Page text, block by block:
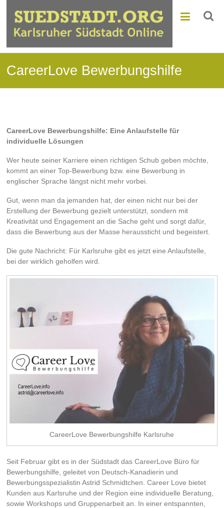
CareerLove Bewerbungshilfe
CareerLove Bewerbungshilfe: Eine Anlaufstelle für
individuelle Lösungen
Wer heute seiner Karriere einen richtigen Schub geben möchte,
kommt an einer Top-Bewerbung bzw. eine Bewerbung in
englischer Sprache längst nicht mehr vorbei.
Gut, wenn man da jemanden hat, der einen nicht nur bei der
Erstellung der Bewerbung gezielt unterstützt, sondern mit
Kreativität und Engagement an die Sache geht und sorgt dafür,
dass die Bewerbung aus der Masse heraussticht und begeistert.
Die gute Nachricht: Für Karlsruhe gibt es jetzt eine Anlaufstelle,
bei der wirklich geholfen wird.
CareerLove Bewerbungshilfe Karlsruhe
Seit Februar gibt es in der Südstadt das CareerLove Büro für
Bewerbungshilfe, geleitet von Deutsch-Kanadierin und
Bewerbungsspezialistin Astrid Schmidtchen. Career Love bietet
Kunden aus Karlsruhe und der Region eine individuelle Beratung,
sowie Workshops und Gruppenarbeit an. In einer entspannten,